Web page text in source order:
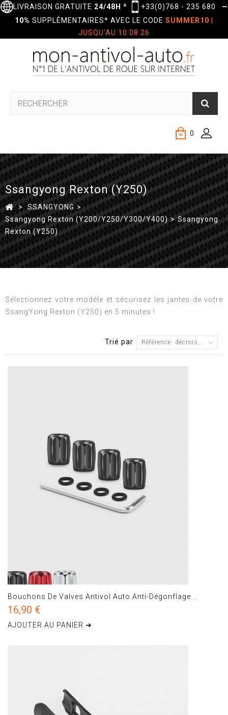
LIVRAISON GRATUITE 24/48H * +33(0)768 - 235 680
—
10% SUPPLÉMENTAIRES* AVEC LE CODE SUMMER10
JUSQU'AU 10.08.26
0
Ssangyong Rexton (Y250)
> SSANGYONG >
Ssangyong Rexton (Y200/Y250/Y300/Y400) > Ssangyong
Rexton (Y250)
Sélectionnez votre modèle et sécurisez les jantes de votre
SsangYong Rexton (Y250) en 5 minutes !
Trié par Référence: décroissante
Bouchons De Valves Antivol Auto Anti-Dégonflage...
16,90 €
AJOUTER AU PANIER ➔